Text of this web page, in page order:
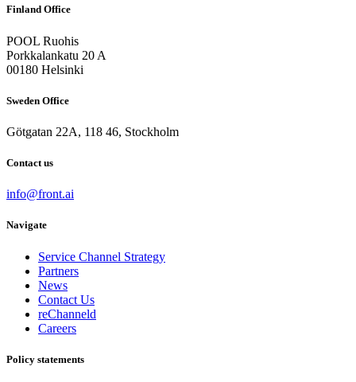
Finland Office
POOL Ruohis
Porkkalankatu 20 A
00180 Helsinki
Sweden Office
Götgatan 22A, 118 46, Stockholm
Contact us
info@front.ai
Navigate
Service Channel Strategy
Partners
News
Contact Us
reChanneld
Careers
Policy statements